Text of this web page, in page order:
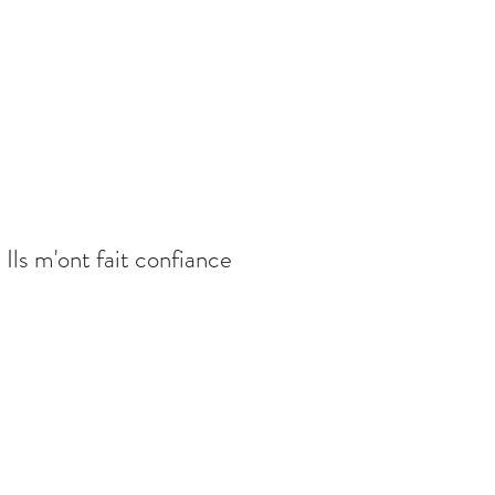
Ils m'ont fait confiance